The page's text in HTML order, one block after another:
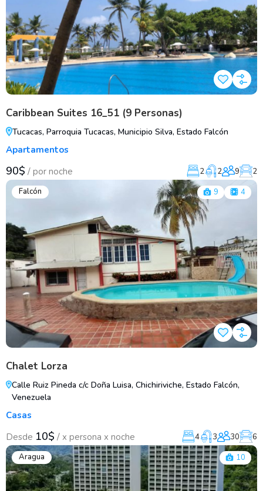
Caribbean Suites 16_51 (9 Personas)
Tucacas, Parroquia Tucacas, Municipio Silva, Estado Falcón
Apartamentos
90$ / por noche 2 2 9
2
Falcón
9 4
Chalet Lorza
Calle Ruiz Pineda c/c Doña Luisa, Chichiriviche, Estado Falcón,
Venezuela
Casas
Desde 10$ / x persona x noche 4 3 30
6
Aragua
10